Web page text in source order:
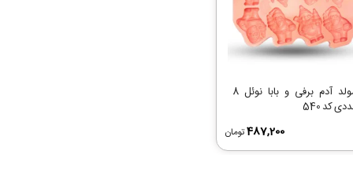
مولد آدم برفی و بابا نوئل 8
کد 540
487,200تومان